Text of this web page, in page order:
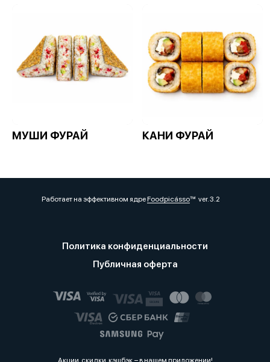
МУШИ ФУРАЙ КАНИ ФУРАЙ
Работает на эффективном ядреFoodpicássover. 3.2
Политика конфиденциальности
Публичная оферта
Акции, скидки, кэшбэк − в нашем приложении!